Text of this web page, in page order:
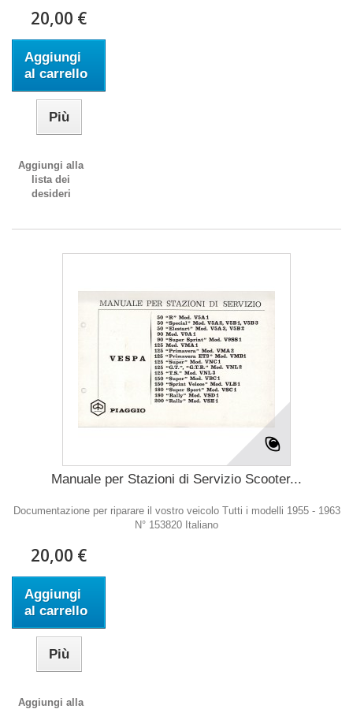
20,00 €
Aggiungi
al carrello
Più
Aggiungi alla
lista dei
desideri
Manuale per Stazioni di Servizio Scooter...
Documentazione per riparare il vostro veicolo Tutti i modelli 1955 - 1963
N° 153820 Italiano
20,00 €
Aggiungi
al carrello
Più
Aggiungi alla